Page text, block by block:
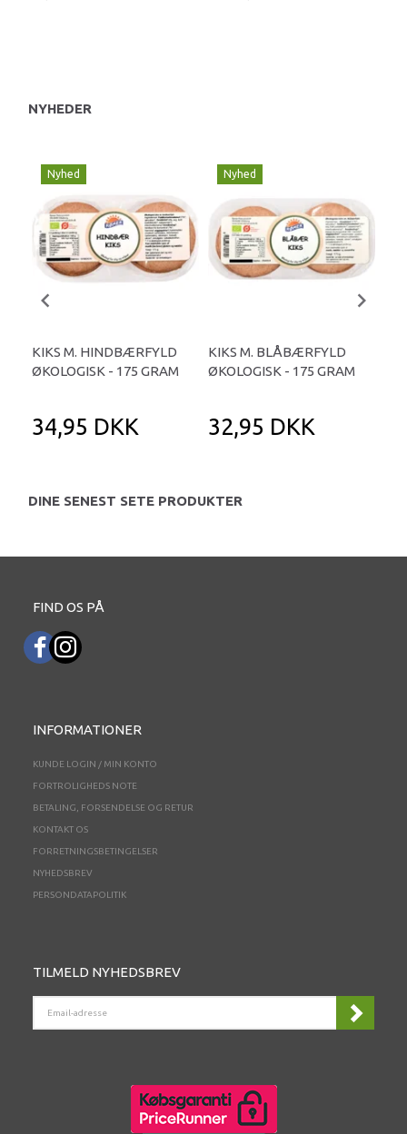
NYHEDER
Nyhed
KIKS M. HINDBÆRFYLD
ØKOLOGISK - 175 GRAM
34,95 DKK
Nyhed
KIKS M. BLÅBÆRFYLD
ØKOLOGISK - 175 GRAM
32,95 DKK
DINE SENEST SETE PRODUKTER
FIND OS PÅ
INFORMATIONER
KUNDE LOGIN / MIN KONTO
FORTROLIGHEDS NOTE
BETALING, FORSENDELSE OG RETUR
KONTAKT OS
FORRETNINGSBETINGELSER
NYHEDSBREV
PERSONDATAPOLITIK
TILMELD NYHEDSBREV
ADRESSE